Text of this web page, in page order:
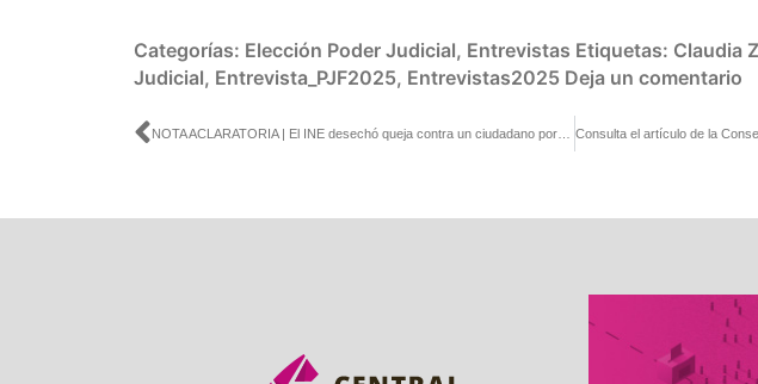
Categorías: Elección Poder Judicial, Entrevistas Etiquetas: Claudia
Judicial, Entrevista_PJF2025, Entrevistas2025 Deja un comentario
Ant